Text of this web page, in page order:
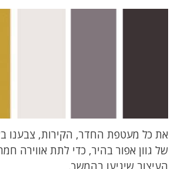
את כל מעטפת החדר, הקירות, צבענו
של גוון אפור בהיר, כדי לתת אווירה